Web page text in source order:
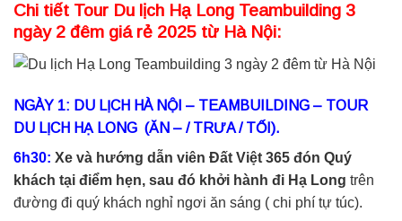
Chi tiết Tour Du lịch Hạ Long Teambuilding 3
ngày 2 đêm giá rẻ 2025 từ Hà Nội:
NGÀY 1: DU LỊCH HÀ NỘI – TEAMBUILDING – TOUR
DU LỊCH HẠ LONG (ĂN – / TRƯA / TỐI).
6h30: Xe và hướng dẫn viên Đất Việt 365 đón Quý
khách tại điểm hẹn, sau đó khởi hành đi Hạ Long trên
đường đi quý khách nghỉ ngơi ăn sáng ( chi phí tự túc).